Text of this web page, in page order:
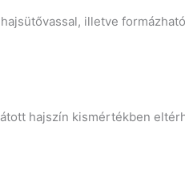
illetve
hajszín kismértékben